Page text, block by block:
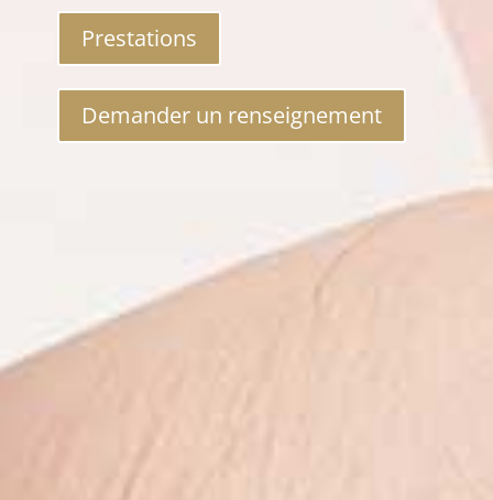
Prestations
Demander un renseignement